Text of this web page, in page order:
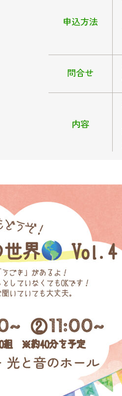
申込方法
問合せ
内容